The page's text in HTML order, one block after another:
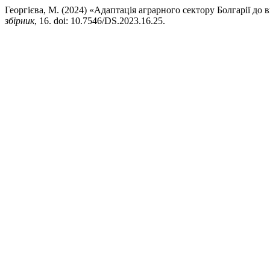
Георгієва, М. (2024) «Адаптація аграрного сектору Болгарії
збірник, 16. doi: 10.7546/DS.2023.16.25.